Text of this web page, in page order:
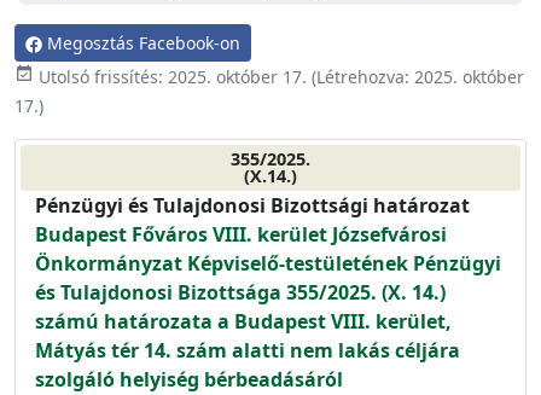
Megosztás Facebook-on
event_available Utolsó frissítés: 2025. október 17. (Létrehozva: 2025. október
17.)
355/2025.
(X.14.)
Pénzügyi és Tulajdonosi Bizottsági határozat
Budapest Főváros VIII. kerület Józsefvárosi
Önkormányzat Képviselő-testületének Pénzügyi
és Tulajdonosi Bizottsága 355/2025. (X. 14.)
számú határozata a Budapest VIII. kerület,
Mátyás tér 14. szám alatti nem lakás céljára
szolgáló helyiség bérbeadásáról